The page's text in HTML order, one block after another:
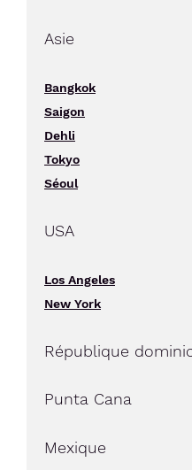
Asie
Bangkok
Saigon
Dehli
Tokyo
Séoul
USA
Los Angeles
New York
République
Punta Cana
Mexique